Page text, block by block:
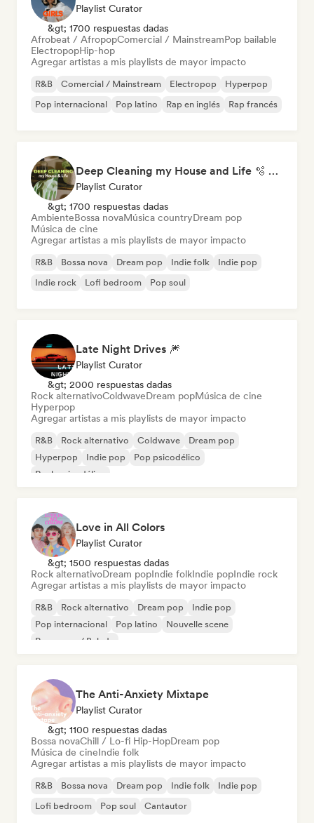
Playlist Curator
&gt; 1700 respuestas dadas
Afrobeat / AfropopComercial / MainstreamPop bailable
ElectropopHip-hop
Agregar artistas a mis playlists de mayor impacto
R&B Comercial / Mainstream Electropop
Hyperpop
Pop internacional
Pop latino Rap en inglés Rap francés
Deep Cleaning my House and Life 🫧 Bedroom Pop & Indie Pop
Playlist Curator
&gt; 1700 respuestas dadas
AmbienteBossa novaMúsica countryDream pop
Música de cine
Agregar artistas a mis playlists de mayor impacto
R&B Bossa nova Dream pop Indie folk
Indie pop
Indie rock
Lofi bedroom Pop soul
Late Night Drives 🎆
Playlist Curator
&gt; 2000 respuestas dadas
Rock alternativoColdwaveDream popMúsica de cine
Hyperpop
Agregar artistas a mis playlists de mayor impacto
R&B Rock alternativo Coldwave
Dream pop
Hyperpop
Indie pop
Pop psicodélico
Rock psicodélico
Love in All Colors
Playlist Curator
&gt; 1500 respuestas dadas
Rock alternativoDream popIndie folkIndie popIndie rock
Agregar artistas a mis playlists de mayor impacto
R&B Rock alternativo Dream pop
Indie pop
Pop internacional
Pop latino
Nouvelle scene
Pop suave / Balada
The Anti-Anxiety Mixtape
Playlist Curator
&gt; 1100 respuestas dadas
Bossa novaChill / Lo-fi Hip-HopDream pop
Música de cineIndie folk
Agregar artistas a mis playlists de mayor impacto
R&B Bossa nova Dream pop Indie folk
Indie pop
Lofi bedroom
Pop soul Cantautor